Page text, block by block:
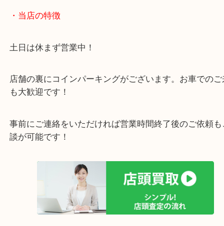
いませ。
・当店の特徴
店舗の裏にコインパーキングがございます。お車
も大歓迎です！